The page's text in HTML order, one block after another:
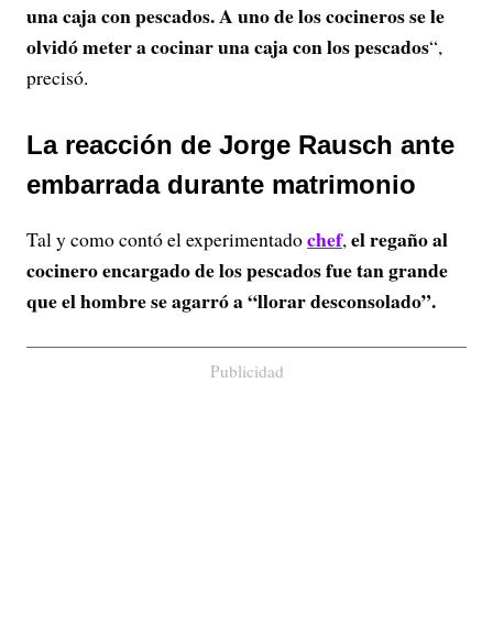
una caja con pescados. A uno de los cocineros se le
olvidó meter a cocinar una caja con los pescados“,
precisó.
La reacción de Jorge Rausch ante
embarrada durante matrimonio
Tal y como contó el experimentadochef,el regaño al
cocinero encargado de los pescados fue tan grande
que el hombre se agarró a “llorar desconsolado”.
Publicidad